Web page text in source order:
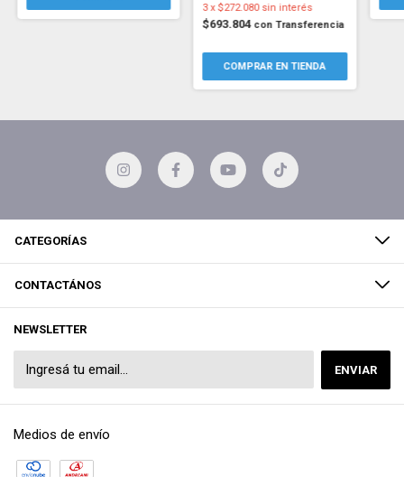
$693.804 con Transferencia
3 x$272.080 sin interés
COMPRAR EN TIENDA
CATEGORÍAS
CONTACTÁNOS
NEWSLETTER
Medios de envío